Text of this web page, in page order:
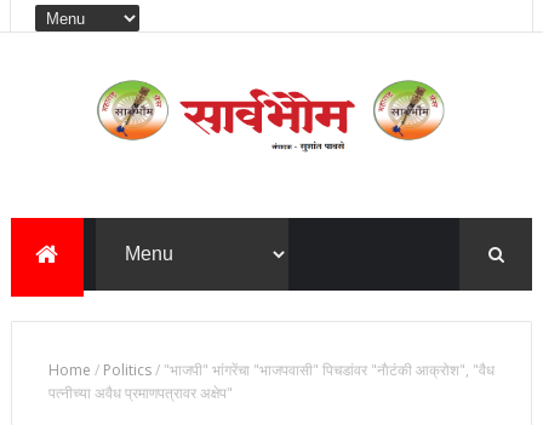
Home / Politics/ "भाजपी" भांगरेंचा "भाजपवासी" पिचडांवर "नाैटंकी आक्रोश", "वैध
पत्नीच्या अवैध प्रमाणपत्रावर अक्षेप"